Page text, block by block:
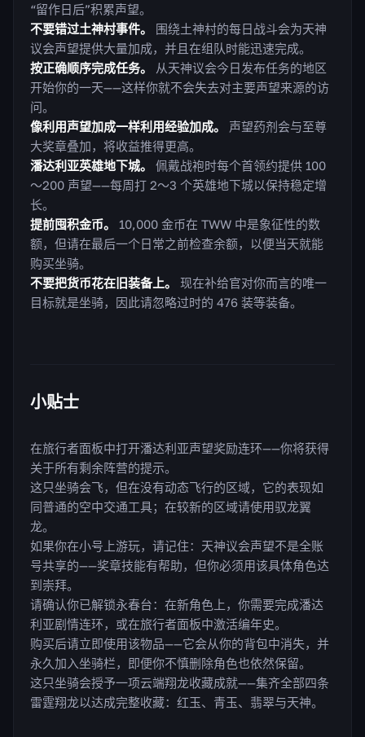
“留作日后”积累声望。
不要错过土神村事件。
围绕土神村的每日战斗会为天神
议会声望提供大量加成，并且在组队时能迅速完成。
按正确顺序完成任务。
从天神议会今日发布任务的地区
开始你的一天——这样你就不会失去对主要声望来源的访
问。
像利用声望加成一样利用经验加成。
声望药剂会与至尊
大奖章叠加，将收益推得更高。
潘达利亚英雄地下城。
佩戴战袍时每个首领约提供 100
～200 声望——每周打 2～3 个英雄地下城以保持稳定增
长。
提前囤积金币。
10,000 金币在 TWW 中是象征性的数
额，但请在最后一个日常之前检查余额，以便当天就能
购买坐骑。
不要把货币花在旧装备上。
现在补给官对你而言的唯一
目标就是坐骑，因此请忽略过时的 476 装等装备。
小贴士
在旅行者面板中打开潘达利亚声望奖励连环——你将获得
关于所有剩余阵营的提示。
这只坐骑会飞，但在没有动态飞行的区域，它的表现如
同普通的空中交通工具；在较新的区域请使用驭龙翼
龙。
如果你在小号上游玩，请记住：天神议会声望不是全账
号共享的——奖章技能有帮助，但你必须用该具体角色达
到崇拜。
请确认你已解锁永春台：在新角色上，你需要完成潘达
利亚剧情连环，或在旅行者面板中激活编年史。
购买后请立即使用该物品——它会从你的背包中消失，并
永久加入坐骑栏，即便你不慎删除角色也依然保留。
这只坐骑会授予一项云端翔龙收藏成就——集齐全部四条
雷霆翔龙以达成完整收藏：红玉、青玉、翡翠与天神。